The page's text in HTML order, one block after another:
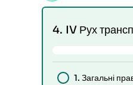
4. IV Рух
1. Загальні